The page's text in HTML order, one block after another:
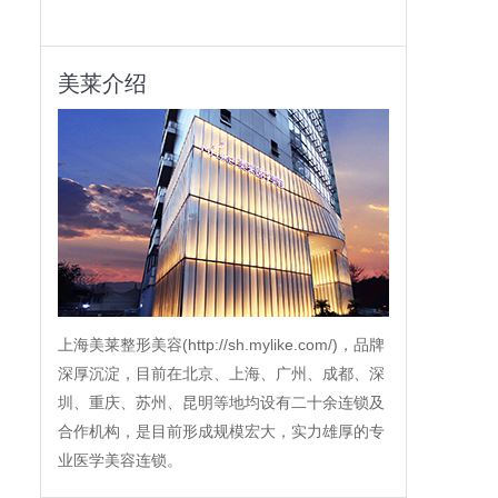
美莱介绍
上海美莱整形美容(http://sh.mylike.com/)，品牌
深厚沉淀，目前在北京、上海、广州、成都、深
圳、重庆、苏州、昆明等地均设有二十余连锁及
合作机构，是目前形成规模宏大，实力雄厚的专
业医学美容连锁。